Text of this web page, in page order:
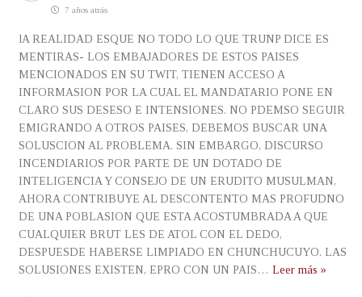
7 años atrás
lA REALIDAD ESQUE NO TODO LO QUE TRUNP DICE ES
MENTIRAS- LOS EMBAJADORES DE ESTOS PAISES
MENCIONADOS EN SU TWIT, TIENEN ACCESO A
INFORMASION POR LA CUAL EL MANDATARIO PONE EN
CLARO SUS DESESO E INTENSIONES. NO PDEMSO SEGUIR
EMIGRANDO A OTROS PAISES, DEBEMOS BUSCAR UNA
SOLUSCION AL PROBLEMA. SIN EMBARGO, DISCURSO
INCENDIARIOS POR PARTE DE UN DOTADO DE
INTELIGENCIA Y CONSEJO DE UN ERUDITO MUSULMAN,
AHORA CONTRIBUYE AL DESCONTENTO MAS PROFUDNO
DE UNA POBLASION QUE ESTA ACOSTUMBRADA A QUE
CUALQUIER BRUT LES DE ATOL CON EL DEDO,
DESPUESDE HABERSE LIMPIADO EN CHUNCHUCUYO. LAS
SOLUSIONES EXISTEN, EPRO CON UN PAIS … Leer más »